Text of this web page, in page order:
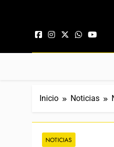
Inicio Noticias
NOTICIAS